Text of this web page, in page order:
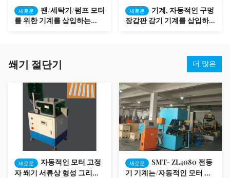
새로운
팬/세탁기/펌프 모터
를 위한 기계를 삽입하는
새로운
기계, 자동적인 구멍
장갑판 감기 기계를 삽입하
쐐기 절단기 더 많은
새로운
자동적인 모터 고정
자 쐐기 서류상 형성 그리고
새로운
SMT- ZL4080 전동
기 기계는/자동적인 모터 회